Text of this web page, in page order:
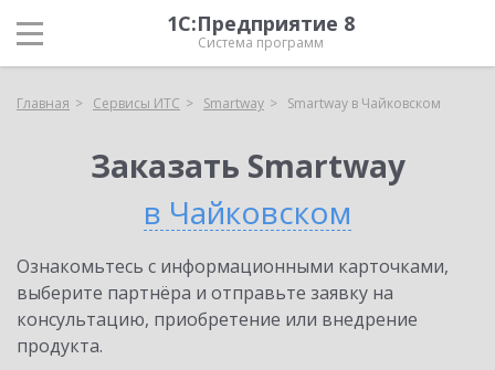
1С:Предприятие 8
Система программ
Главная Сервисы ИТС Smartway Smartway в Чайковском
Заказать Smartway
в Чайковском
Ознакомьтесь с информационными карточками,
выберите партнёра и отправьте заявку на
консультацию, приобретение или внедрение
продукта.